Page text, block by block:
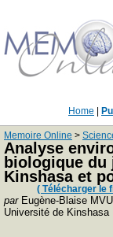
Home
Memoire Online >
Analyse
biologique
Kinshasa et
( Télécharger le
parEugène-Blaise
Université de